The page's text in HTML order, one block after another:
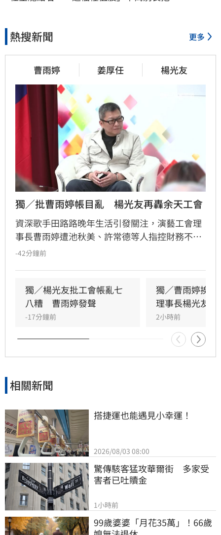
熱搜新聞 更多
曹雨婷 姜厚任 楊光友
獨／批曹雨婷帳目亂　楊光友再轟余天工會
資深歌手田路路晚年生活引發關注，演藝工會理
事長曹雨婷遭池秋美、許常德等人指控財務不透
明及未照顧資深藝人，引發演藝圈軒然大波。針
會無關，更直言演藝圈工會林立現象混亂，強調
自己成立的台灣演藝人員協會運作順利，不願捲
入紛爭。這場關於藝人工會權益與財務管理的爭
議，隨著各界大咖發聲，讓演藝圈內部矛盾浮上
檯面，也凸顯了資深藝人照護制度的結構性問
題，引發社會廣泛關注與討論。
-42分鐘前
獨／楊光友批工會帳亂七
八糟　曹雨婷發聲
-17分鐘前
獨／曹雨婷挨
理事長楊光友開
2小時前
相關新聞
搭捷運也能遇見小幸運！
2026/08/03 08:00
驚傳駭客猛攻華爾街　多家受
害者已吐贖金
1小時前
99歲婆婆「月花35萬」！66歲